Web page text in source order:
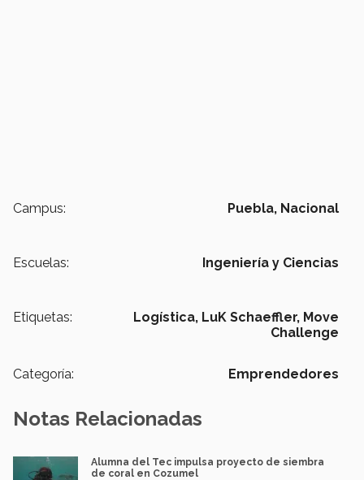
Campus: Puebla, Nacional
Escuelas: Ingeniería y Ciencias
Etiquetas: Logística, LuK Schaeffler, Move
Challenge
Categoría: Emprendedores
Notas Relacionadas
Alumna del Tec impulsa proyecto de siembra
de coral en Cozumel